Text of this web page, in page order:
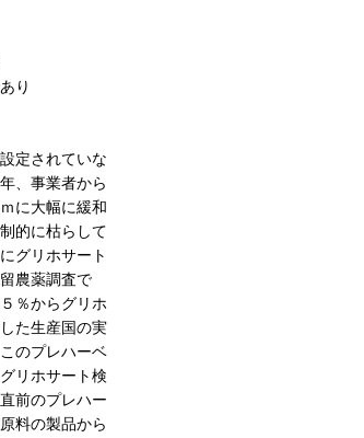
り
定されていな
、事業者から
に大幅に緩和
的に枯らして
グリホサート
農薬調査で
％からグリホ
た生産国の実
のプレハーベ
リホサート検
前のプレハー
料の製品から